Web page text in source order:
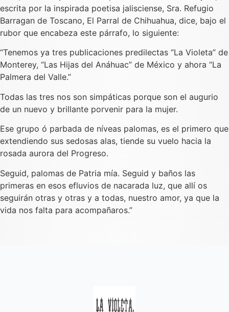
escrita por la inspirada poetisa jalisciense, Sra. Refugio
Barragan de Toscano, El Parral de Chihuahua, dice, bajo el
rubor que encabeza este párrafo, lo siguiente:
“Tenemos ya tres publicaciones predilectas “La Violeta” de
Monterey, “Las Hijas del Anáhuac” de México y ahora “La
Palmera del Valle.”
Todas las tres nos son simpáticas porque son el augurio
de un nuevo y brillante porvenir para la mujer.
Ese grupo ó parbada de níveas palomas, es el primero que
extendiendo sus sedosas alas, tiende su vuelo hacia la
rosada aurora del Progreso.
Seguid, palomas de Patria mía. Seguid y baños las
primeras en esos efluvios de nacarada luz, que allí os
seguirán otras y otras y a todas, nuestro amor, ya que la
vida nos falta para acompañaros.”